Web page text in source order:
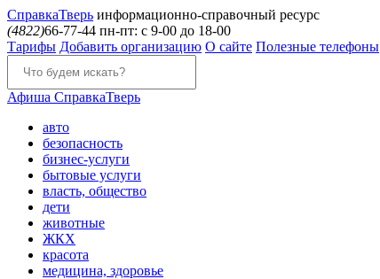
СправкаТверь информационно-справочный ресурс
(4822)66-77-44 пн-пт: с 9-00 до 18-00
Тарифы Добавить организацию О сайте Полезные телефоны
Афиша СправкаТверь
авто
безопасность
бизнес-услуги
бытовые услуги
власть, общество
дети
животные
ЖКХ
красота
медицина, здоровье